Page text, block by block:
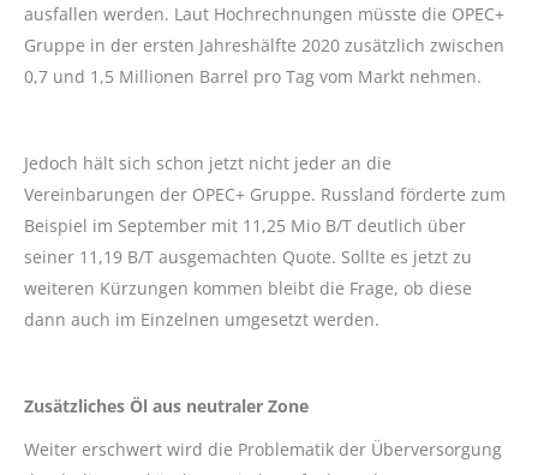
ausfallen werden. Laut Hochrechnungen müsste die OPEC+
Gruppe in der ersten Jahreshälfte 2020 zusätzlich zwischen
0,7 und 1,5 Millionen Barrel pro Tag vom Markt nehmen.
Jedoch hält sich schon jetzt nicht jeder an die
Vereinbarungen der OPEC+ Gruppe. Russland förderte zum
Beispiel im September mit 11,25 Mio B/T deutlich über
seiner 11,19 B/T ausgemachten Quote. Sollte es jetzt zu
weiteren Kürzungen kommen bleibt die Frage, ob diese
dann auch im Einzelnen umgesetzt werden.
Zusätzliches Öl aus neutraler Zone
Weiter erschwert wird die Problematik der Überversorgung